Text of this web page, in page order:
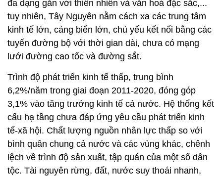
đa dạng gắn với thiên nhiên và văn hoá đặc sắc,...
tuy nhiên, Tây Nguyên nằm cách xa các trung tâm
kinh tế lớn, cảng biển lớn, chủ yếu kết nối bằng các
tuyến đường bộ với thời gian dài, chưa có mạng
lưới đường cao tốc và đường sắt.
Trình độ phát triển kinh tế thấp, trung bình
6,2%/năm trong giai đoạn 2011-2020, đóng góp
3,1% vào tăng trưởng kinh tế cả nước. Hệ thống kết
cấu hạ tầng chưa đáp ứng yêu cầu phát triển kinh
tế-xã hội. Chất lượng nguồn nhân lực thấp so với
bình quân chung cả nước và các vùng khác, chênh
lệch về trình độ sản xuất, tập quán của một số dân
tộc. Tài nguyên rừng, đất, nước suy thoái nhanh,